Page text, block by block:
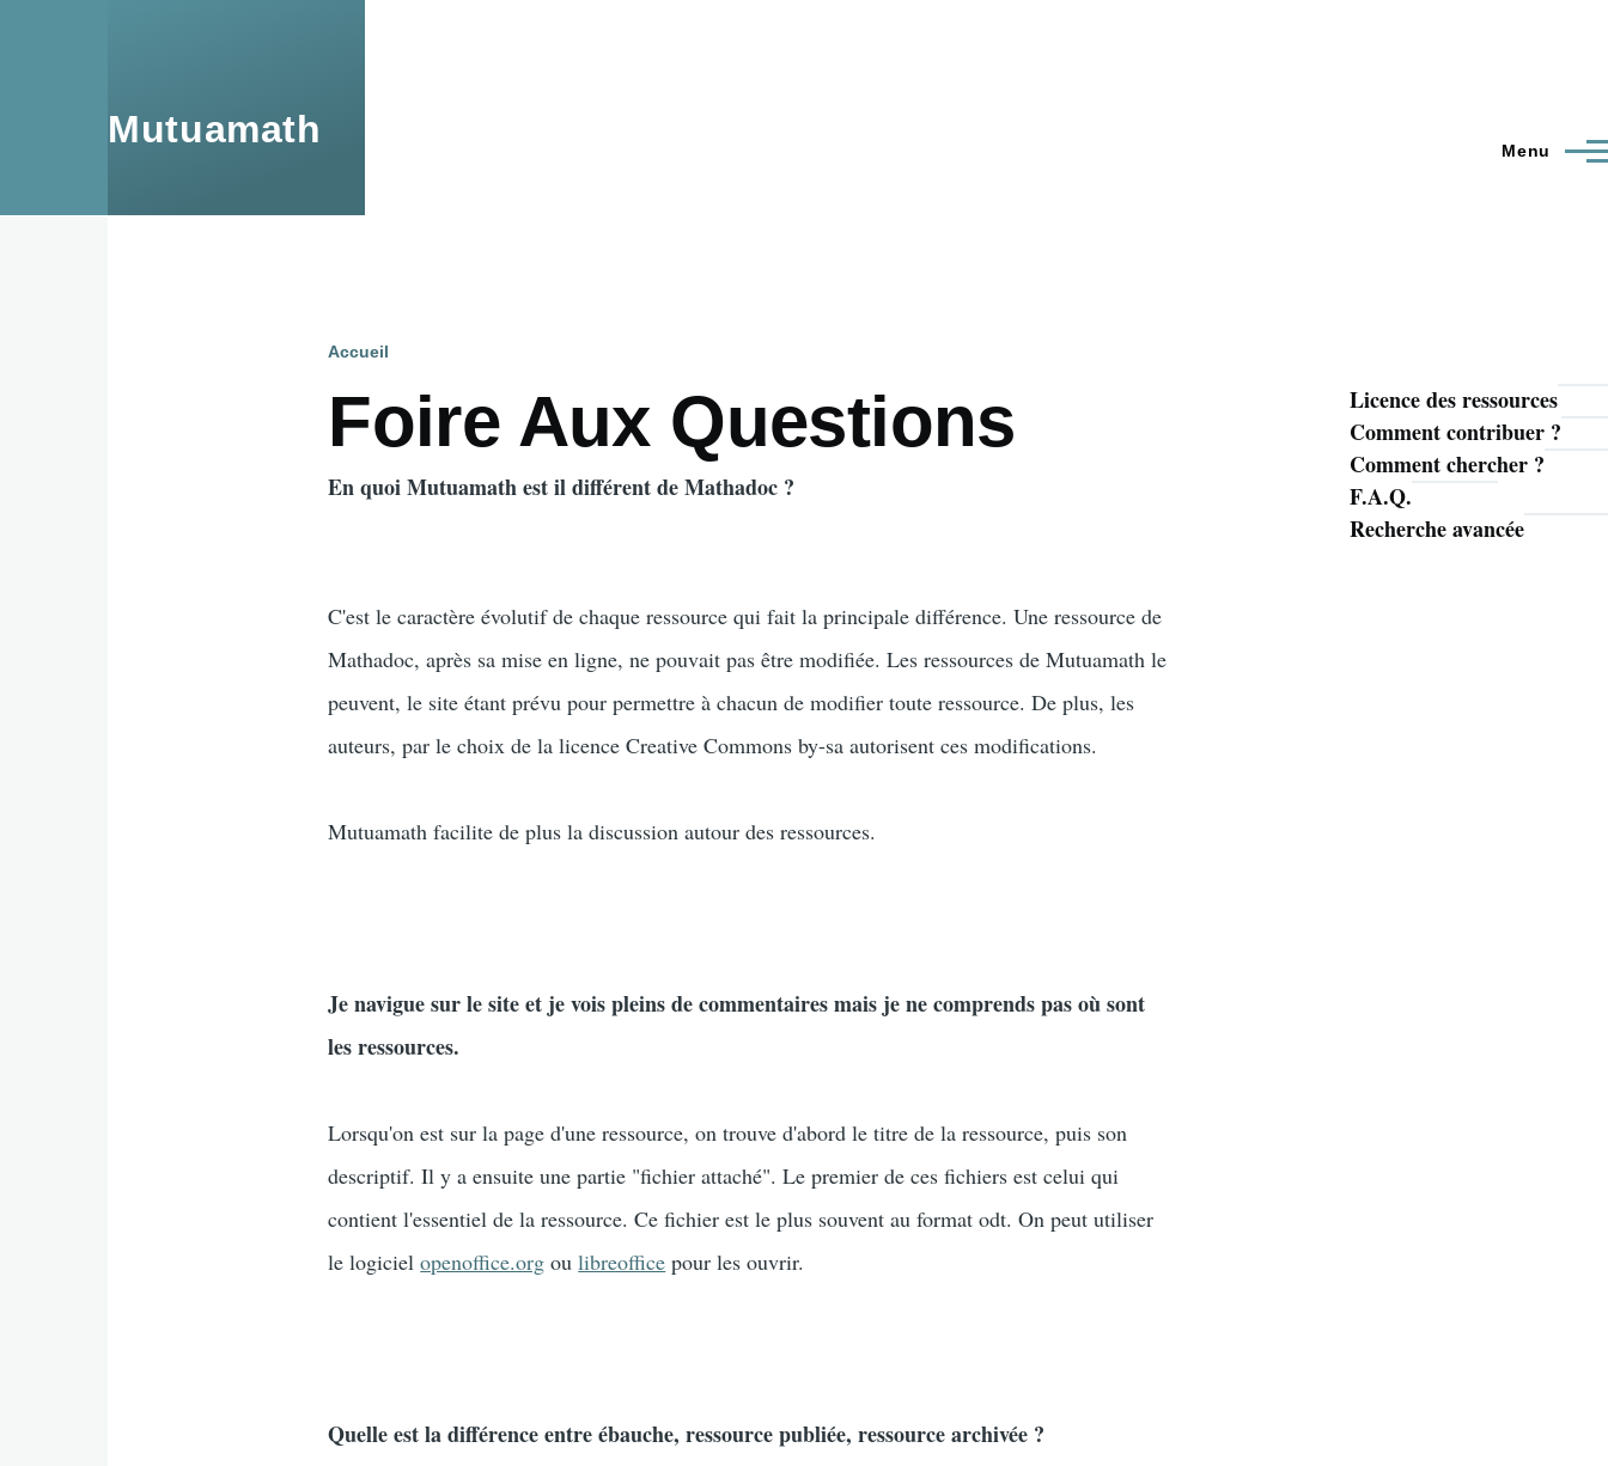
Mutuamath Menu
d'Ariane
Accueil
Foire Aux Questions
En quoi Mutuamath est il différent de Mathadoc ?
C'est le caractère évolutif de chaque ressource qui fait la principale différence. Une ressource de
Mathadoc, après sa mise en ligne, ne pouvait pas être modifiée. Les ressources de Mutuamath le
peuvent, le site étant prévu pour permettre à chacun de modifier toute ressource. De plus, les
auteurs, par le choix de la licence Creative Commons by-sa autorisent ces modifications.
Mutuamath facilite de plus la discussion autour des ressources.
Je navigue sur le site et je vois pleins de commentaires mais je ne comprends pas où sont
les ressources.
Lorsqu'on est sur la page d'une ressource, on trouve d'abord le titre de la ressource, puis son
descriptif. Il y a ensuite une partie "fichier attaché". Le premier de ces fichiers est celui qui
contient l'essentiel de la ressource. Ce fichier est le plus souvent au format odt. On peut utiliser
le logicielopenoffice.org oulibreoffice pour les ouvrir.
Quelle est la différence entre ébauche, ressource publiée, ressource archivée ?
Navigation
principale
Licence des ressources
Comment contribuer ?
Comment chercher ?
F.A.Q.
Recherche avancée